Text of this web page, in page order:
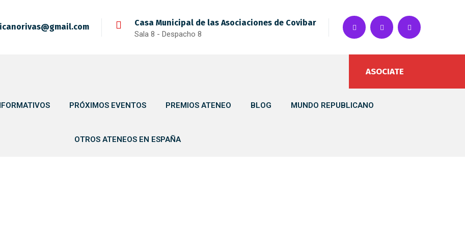
Casa Municipal de las Asociaciones de Covibar
Sala 8 - Despacho 8
ASOCIATE
PRÓXIMOS EVENTOS PREMIOS ATENEO BLOG MUNDO REPUBLICANO
OTROS ATENEOS EN ESPAÑA